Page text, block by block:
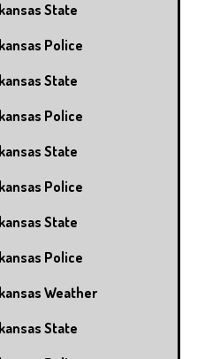
State
Police
State
Police
State
Police
State
Police
Weather
State